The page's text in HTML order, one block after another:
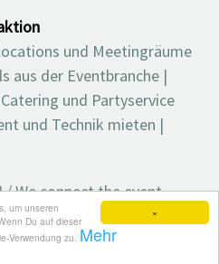
×
um unseren
Du auf dieser
Verwendung zu. Mehr
und Meetingräume
aus der Eventbranche |
Catering und Partyservice
und Technik mieten |
We connect the event
die Eventplanung /
Magazin und mehr